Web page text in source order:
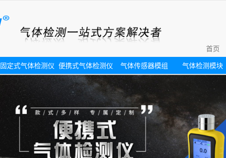
首页
固定式气体检测仪 便携式气体检测仪 气体传感器模组 气体检测模块